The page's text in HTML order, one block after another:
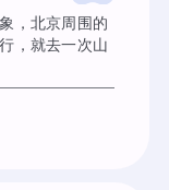
，北京周围的
，就去一次山